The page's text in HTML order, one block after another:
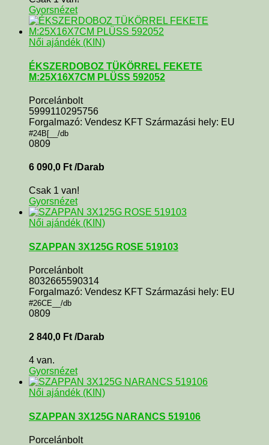
Gyorsnézet
Női ajándék (KIN)
ÉKSZERDOBOZ TÜKÖRREL FEKETE
M:25X16X7CM PLÜSS 592052
Porcelánbolt
5999110295756
Forgalmazó: Vendesz KFT Származási hely: EU
#24B[__/db
0809
6 090,0 Ft /Darab
Csak 1 van!
Gyorsnézet
Női ajándék (KIN)
SZAPPAN 3X125G ROSE 519103
Porcelánbolt
8032665590314
Forgalmazó: Vendesz KFT Származási hely: EU
#26CE__/db
0809
2 840,0 Ft /Darab
4 van.
Gyorsnézet
Női ajándék (KIN)
SZAPPAN 3X125G NARANCS 519106
Porcelánbolt